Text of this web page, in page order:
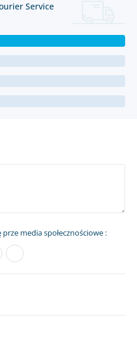
Service
prze media społecznościowe :